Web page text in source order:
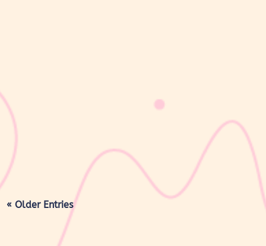
yang dimulai sejak bayi lahir hingga organ reproduksi kembali
seperti sebelum hamil. Selama masa ini, tubuh Moms akan
mengalami berbagai perubahan, mulai dari rahim yang berangsur
« Older Entries